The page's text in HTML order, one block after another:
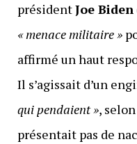
présidentJoe Biden
« menace militaire »
affirmé un haut
Il s’agissait d’un
qui pendaient »,
présentait pas de